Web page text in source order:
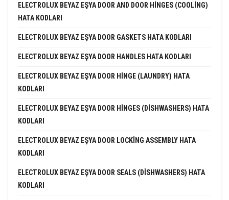
ELECTROLUX BEYAZ EŞYA DOOR AND DOOR HINGES (COOLING)
HATA KODLARI
ELECTROLUX BEYAZ EŞYA DOOR GASKETS HATA KODLARI
ELECTROLUX BEYAZ EŞYA DOOR HANDLES HATA KODLARI
ELECTROLUX BEYAZ EŞYA DOOR HINGE (LAUNDRY) HATA
KODLARI
ELECTROLUX BEYAZ EŞYA DOOR HINGES (DISHWASHERS) HATA
KODLARI
ELECTROLUX BEYAZ EŞYA DOOR LOCKING ASSEMBLY HATA
KODLARI
ELECTROLUX BEYAZ EŞYA DOOR SEALS (DISHWASHERS) HATA
KODLARI